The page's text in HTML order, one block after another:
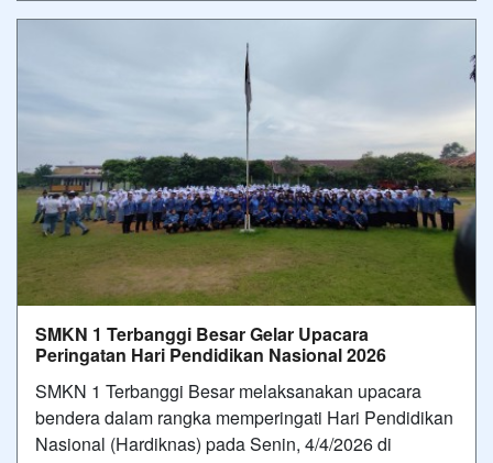
SMKN 1 Terbanggi Besar Gelar Upacara
Peringatan Hari Pendidikan Nasional 2026
SMKN 1 Terbanggi Besar melaksanakan upacara
bendera dalam rangka memperingati Hari Pendidikan
Nasional (Hardiknas) pada Senin, 4/4/2026 di